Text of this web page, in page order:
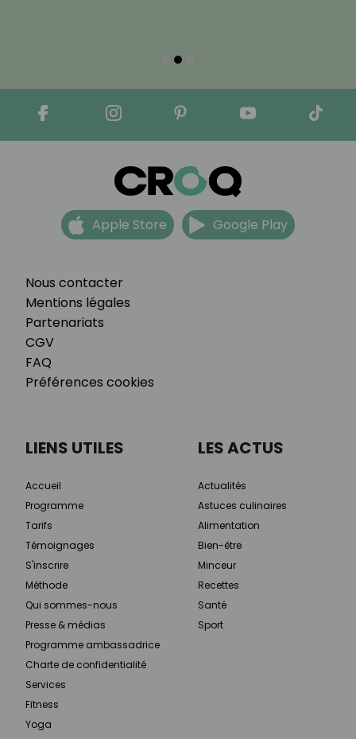
Nous contacter
Mentions légales
Partenariats
CGV
FAQ
Préférences cookies
Apple Store Google Play
LIENS UTILES
Accueil
Programme
Tarifs
Témoignages
S'inscrire
Méthode
Qui sommes-nous
Presse & médias
Programme ambassadrice
Charte de confidentialité
Services
Fitness
Yoga
LES ACTUS
Actualités
Astuces culinaires
Alimentation
Bien-être
Minceur
Recettes
Santé
Sport